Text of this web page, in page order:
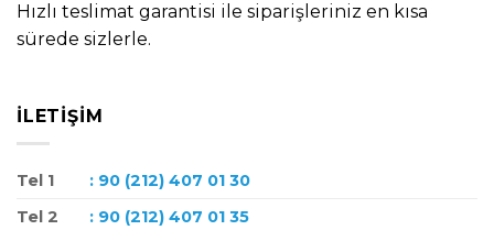
Hızlı teslimat garantisi ile siparişleriniz en kısa
sürede sizlerle.
İLETIŞIM
Tel 1
: 90 (212) 407 01 30
Tel 2
: 90 (212) 407 01 35